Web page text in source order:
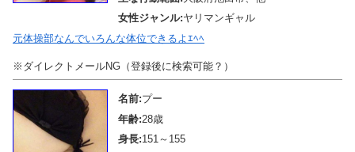
女性ジャンル:ヤリマンギャル
元体操部なんでいろんな体位できるよｴﾍﾍ
※ダイレクトメールNG（登録後に検索可能？）
名前:プー
年齢:28歳
身長:151～155